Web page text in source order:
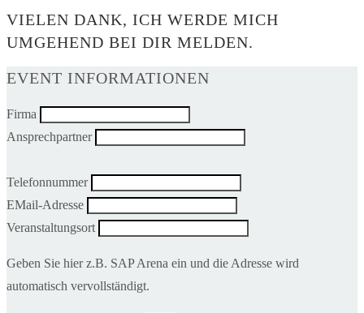
VIELEN DANK, ICH WERDE MICH
UMGEHEND BEI DIR MELDEN.
EVENT INFORMATIONEN
Firma
Ansprechpartner
Telefonnummer
EMail-Adresse
Veranstaltungsort
Geben Sie hier z.B. SAP Arena ein und die Adresse wird
automatisch vervollständigt.